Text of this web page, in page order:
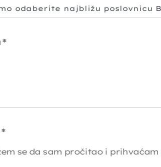
*
*
se da sam pročitao i prihvaćam